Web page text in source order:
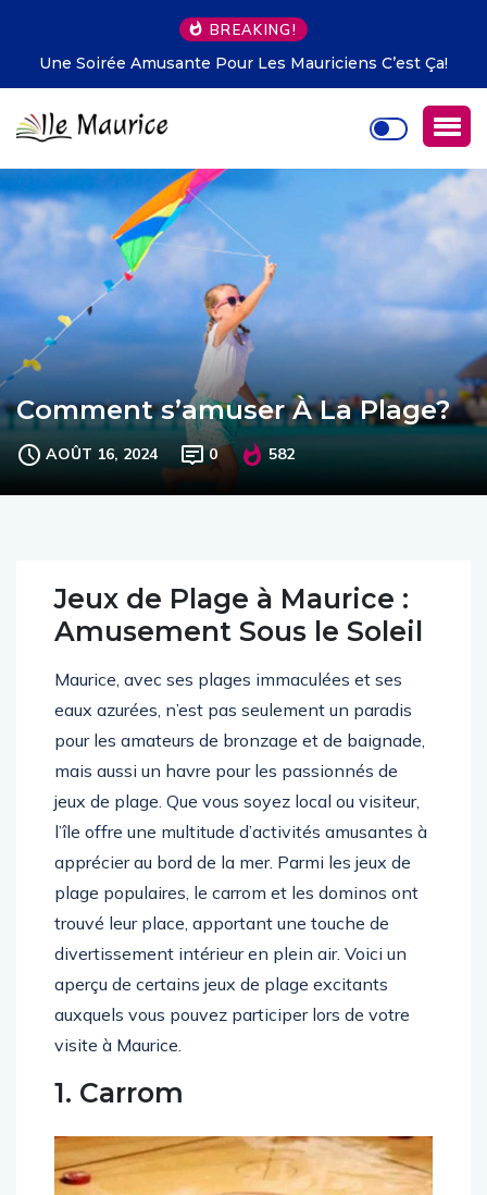
BREAKING!
Une Soirée Amusante Pour Les Mauriciens C’est Ça!
Comment s’amuser À La Plage?
AOÛT 16, 2024 0 582
Jeux de Plage à Maurice :
Amusement Sous le Soleil
Maurice, avec ses plages immaculées et ses
eaux azurées, n’est pas seulement un paradis
pour les amateurs de bronzage et de baignade,
mais aussi un havre pour les passionnés de
jeux de plage. Que vous soyez local ou visiteur,
l’île offre une multitude d’activités amusantes à
apprécier au bord de la mer. Parmi les jeux de
plage populaires, le carrom et les dominos ont
trouvé leur place, apportant une touche de
divertissement intérieur en plein air. Voici un
aperçu de certains jeux de plage excitants
auxquels vous pouvez participer lors de votre
visite à Maurice.
1. Carrom